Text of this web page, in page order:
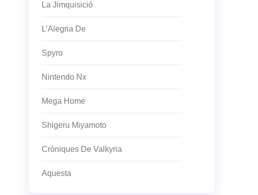
La Jimquisició
L’Alegria De
Spyro
Nintendo Nx
Mega Home
Shigeru Miyamoto
Cròniques De Valkyria
Aquesta